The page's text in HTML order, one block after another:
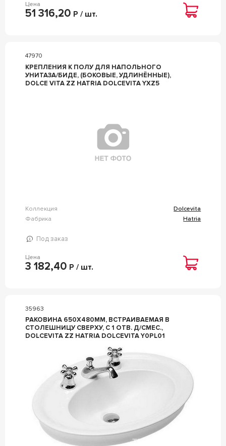
Цена
51 316,20 Р / шт.
47970
КРЕПЛЕНИЯ К ПОЛУ ДЛЯ НАПОЛЬНОГО
УНИТАЗА/БИДЕ, (БОКОВЫЕ, УДЛИНЁННЫЕ),
DOLCE VITA ZZ HATRIA DOLCEVITA YXZ5
Коллекция
Dolcevita
Фабрика
Hatria
Под заказ
Цена
3 182,40 Р / шт.
35963
РАКОВИНА 650Х480ММ, ВСТРАИВАЕМАЯ В
СТОЛЕШНИЦУ СВЕРХУ, С 1 ОТВ. Д/СМЕС.,
DOLCEVITA ZZ HATRIA DOLCEVITA Y0PL01